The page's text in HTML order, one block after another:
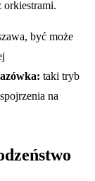
orkiestrami.
być może
taki tryb
na